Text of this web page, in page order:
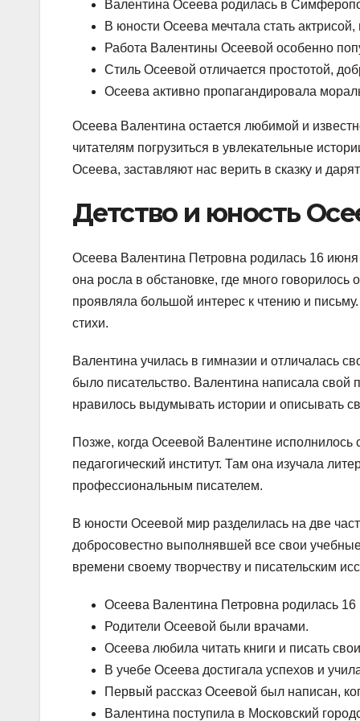
Валентина Осеева родилась в
В юности Осеева мечтала стать
Работа Валентины Осеевой особенно
Стиль Осеевой отличается простотой,
Осеева активно пропагандировала
Осеева Валентина остается любимой и
читателям погрузиться в увлекательные
Осеева, заставляют нас верить в сказку и
Детство и юность
Осеева Валентина Петровна родилась 16
она росла в обстановке, где много
проявляла большой интерес к чтению и
стихи.
Валентина училась в гимназии и отличалась
было писательство. Валентина написала свой
нравилось выдумывать истории и описывать
Позже, когда Осеевой Валентине исполнилось
педагогический институт. Там она изучала
профессиональным писателем.
В юности Осеевой мир разделилась на две
добросовестно выполнявшей все свои
времени своему творчеству и писательским
Осеева Валентина Петровна родилась
Родители Осеевой были врачами.
Осеева любила читать книги и писать
В учебе Осеева достигала успехов и
Первый рассказ Осеевой был написан,
Валентина поступила в Московский